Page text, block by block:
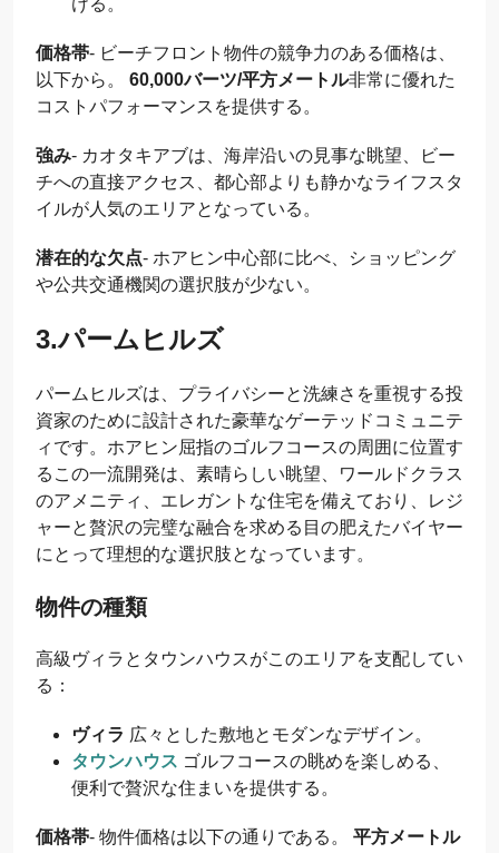
ける。
価格帯- ビーチフロント物件の競争力のある価格は、
以下から。 60,000バーツ/平方メートル非常に優れた
コストパフォーマンスを提供する。
強み- カオタキアブは、海岸沿いの見事な眺望、ビー
チへの直接アクセス、都心部よりも静かなライフスタ
イルが人気のエリアとなっている。
潜在的な欠点- ホアヒン中心部に比べ、ショッピング
や公共交通機関の選択肢が少ない。
3.パームヒルズ
パームヒルズは、プライバシーと洗練さを重視する投
資家のために設計された豪華なゲーテッドコミュニテ
ィです。ホアヒン屈指のゴルフコースの周囲に位置す
るこの一流開発は、素晴らしい眺望、ワールドクラス
のアメニティ、エレガントな住宅を備えており、レジ
ャーと贅沢の完璧な融合を求める目の肥えたバイヤー
にとって理想的な選択肢となっています。
物件の種類
高級ヴィラとタウンハウスがこのエリアを支配してい
る：
ヴィラ 広々とした敷地とモダンなデザイン。
タウンハウス ゴルフコースの眺めを楽しめる、
便利で贅沢な住まいを提供する。
価格帯- 物件価格は以下の通りである。 平方メートル